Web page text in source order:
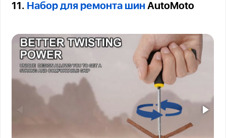
11. Набор для ремонта шин AutoMoto